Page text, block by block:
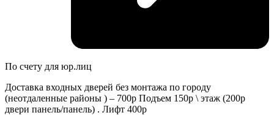
По счету для юр.лиц
Доставка входных дверей без монтажа по городу
(неотдаленные районы ) – 700р Подъем 150р \ этаж (200р
двери панель/панель) . Лифт 400р